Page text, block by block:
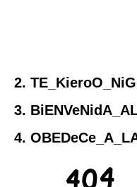
2.
3.
4.